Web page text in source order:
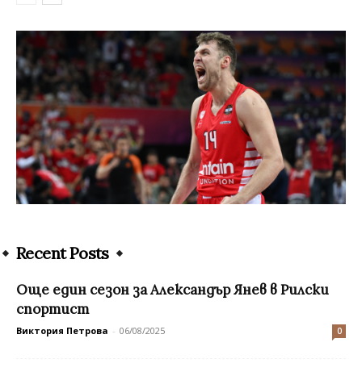
Recent Posts
Още един сезон за Александър Янев в Рилски
спортист
Виктория Петрова - 06/08/2025 0